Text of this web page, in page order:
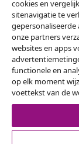
Onze sociale
Herroeping
Een
cookies en
sitenavigatie te
gepersonaliseerde
onze partners
websites en apps
functionele en
op elk moment
voettekst van de